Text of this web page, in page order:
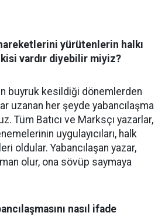
yürütenlerin halkı
vardır diyebilir miyiz?
buyruk kesildiği dönemlerden
uzanan her şeyde yabancılaşma
Tüm Batıcı ve Marksçı yazarlar,
uygulayıcıları, halk
oldular. Yabancılaşan yazar,
olur, ona sövüp saymaya
nasıl ifade